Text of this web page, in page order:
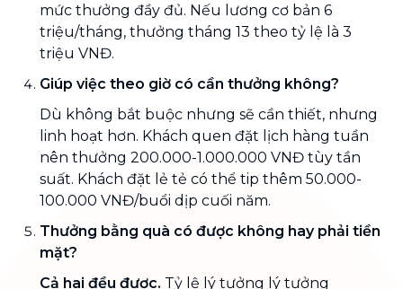
mức thưởng đầy đủ. Nếu lương cơ bản 6
triệu/tháng, thưởng tháng 13 theo tỷ lệ là 3
triệu VNĐ.
Giúp việc theo giờ có cần thưởng không?
Dù không bắt buộc nhưng sẽ cần thiết, nhưng
linh hoạt hơn. Khách quen đặt lịch hàng tuần
nên thưởng 200.000-1.000.000 VNĐ tùy tần
suất. Khách đặt lẻ tẻ có thể tip thêm 50.000-
100.000 VNĐ/buổi dịp cuối năm.
Thưởng bằng quà có được không hay phải tiền
mặt?
Cả hai đều được. Tỷ lệ lý tưởng lý tưởng